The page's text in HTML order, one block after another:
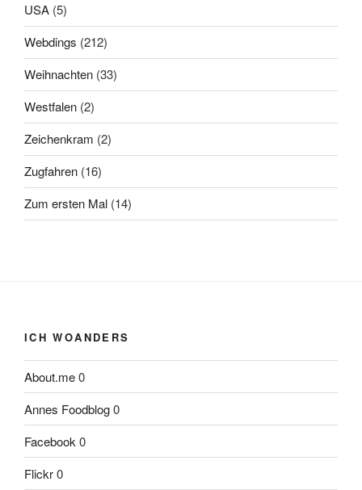
USA (5)
Webdings (212)
Weihnachten (33)
Westfalen (2)
Zeichenkram (2)
Zugfahren (16)
Zum ersten Mal (14)
ICH WOANDERS
About.me0
Annes Foodblog0
Facebook 0
Flickr0